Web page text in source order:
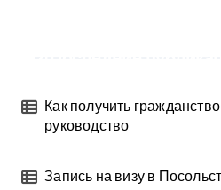
Как получить
руководство
Запись на визу в